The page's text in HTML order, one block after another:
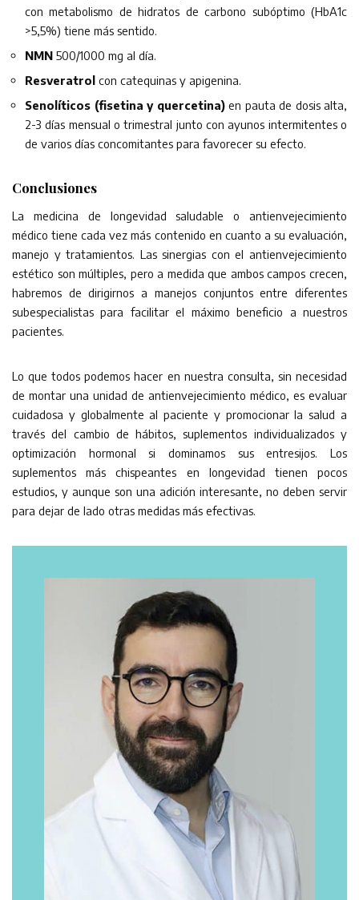
con metabolismo de hidratos de carbono subóptimo (HbA1c
>5,5%) tiene más sentido.
NMN 500/1000 mg al día.
Resveratrol con catequinas y apigenina.
Senolíticos (fisetina y quercetina)en pauta de dosis alta,
2-3 días mensual o trimestral junto con ayunos intermitentes o
de varios días concomitantes para favorecer su efecto.
Conclusiones
La medicina de longevidad saludable o antienvejecimiento
médico tiene cada vez más contenido en cuanto a su evaluación,
manejo y tratamientos. Las sinergias con el antienvejecimiento
estético son múltiples, pero a medida que ambos campos crecen,
habremos de dirigirnos a manejos conjuntos entre diferentes
subespecialistas para facilitar el máximo beneficio a nuestros
pacientes.
Lo que todos podemos hacer en nuestra consulta, sin necesidad
de montar una unidad de antienvejecimiento médico, es evaluar
cuidadosa y globalmente al paciente y promocionar la salud a
través del cambio de hábitos, suplementos individualizados y
optimización hormonal si dominamos sus entresijos. Los
suplementos más chispeantes en longevidad tienen pocos
estudios, y aunque son una adición interesante, no deben servir
para dejar de lado otras medidas más efectivas.